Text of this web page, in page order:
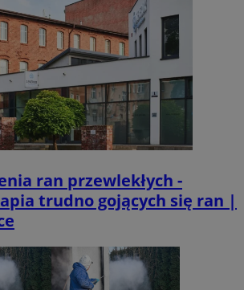
ran przewlekłych -
trudno gojących się ran |